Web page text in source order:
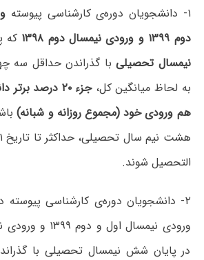
۱- دانشجویان دوره‌ی کارشناسی پیوسته
دوم ۱۳۹۹ و ورودی نیمسال دوم ۱۳۹۸
که
نیمسال تحصیلی با گذراندن حداقل سه
به لحاظ میانگین کل،
جزء ۲۰ درصد
هم ورودی خود (مجموع روزانه و شبانه)
التحصیل شوند.
۲- دانشجویان دوره‌ی کارشناسی پیوسته
در پایان شش نیمسال تحصیلی با